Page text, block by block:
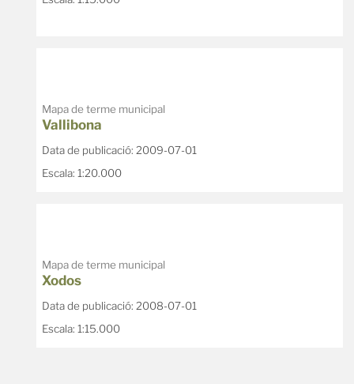
Mapa de terme municipal
Vallibona
Data de publicació: 2009-07-01
Escala: 1:20.000
Mapa de terme municipal
Xodos
Data de publicació: 2008-07-01
Escala: 1:15.000